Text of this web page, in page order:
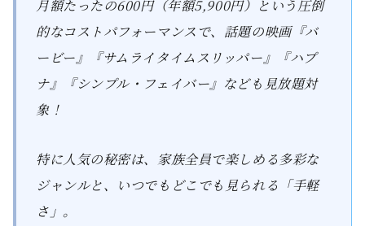
月額たったの600円（年額5,900円）という圧倒
的なコストパフォーマンスで、話題の映画『バ
ービー』『サムライタイムスリッパー』『ハプ
ナ』『シンプル・フェイバー』なども見放題対
象！
特に人気の秘密は、家族全員で楽しめる多彩な
ジャンルと、いつでもどこでも見られる「手軽
さ」。